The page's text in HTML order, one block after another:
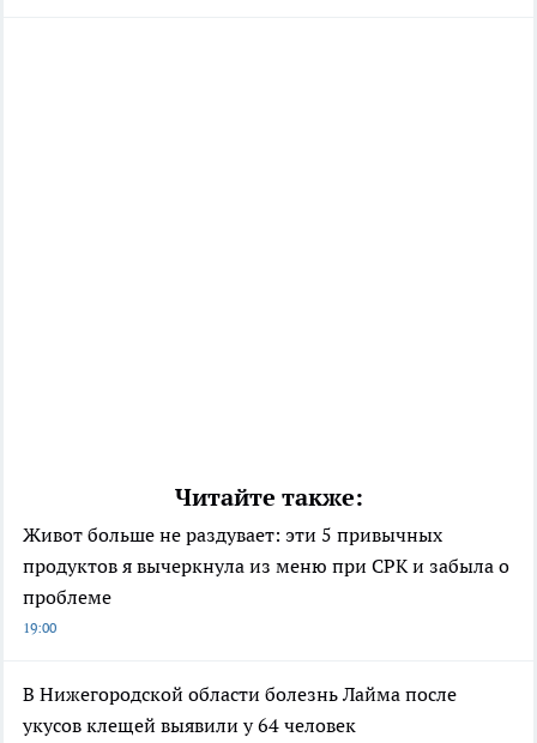
Читайте также:
Живот больше не раздувает: эти 5 привычных
продуктов я вычеркнула из меню при СРК и забыла о
проблеме
19:00
В Нижегородской области болезнь Лайма после
укусов клещей выявили у 64 человек